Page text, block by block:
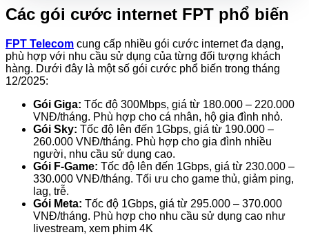
Các gói cước internet FPT phổ biến
FPT Telecom cung cấp nhiều gói cước internet đa dạng,
phù hợp với nhu cầu sử dụng của từng đối tượng khách
hàng. Dưới đây là một số gói cước phổ biến trong tháng
12/2025:
Gói Giga: Tốc độ 300Mbps, giá từ 180.000 – 220.000
VNĐ/tháng. Phù hợp cho cá nhân, hộ gia đình nhỏ.
Gói Sky: Tốc độ lên đến 1Gbps, giá từ 190.000 –
260.000 VNĐ/tháng. Phù hợp cho gia đình nhiều
người, nhu cầu sử dụng cao.
Gói F-Game: Tốc độ lên đến 1Gbps, giá từ 230.000 –
330.000 VNĐ/tháng. Tối ưu cho game thủ, giảm ping,
lag, trễ.
Gói Meta: Tốc độ 1Gbps, giá từ 295.000 – 370.000
VNĐ/tháng. Phù hợp cho nhu cầu sử dụng cao như
livestream, xem phim 4K